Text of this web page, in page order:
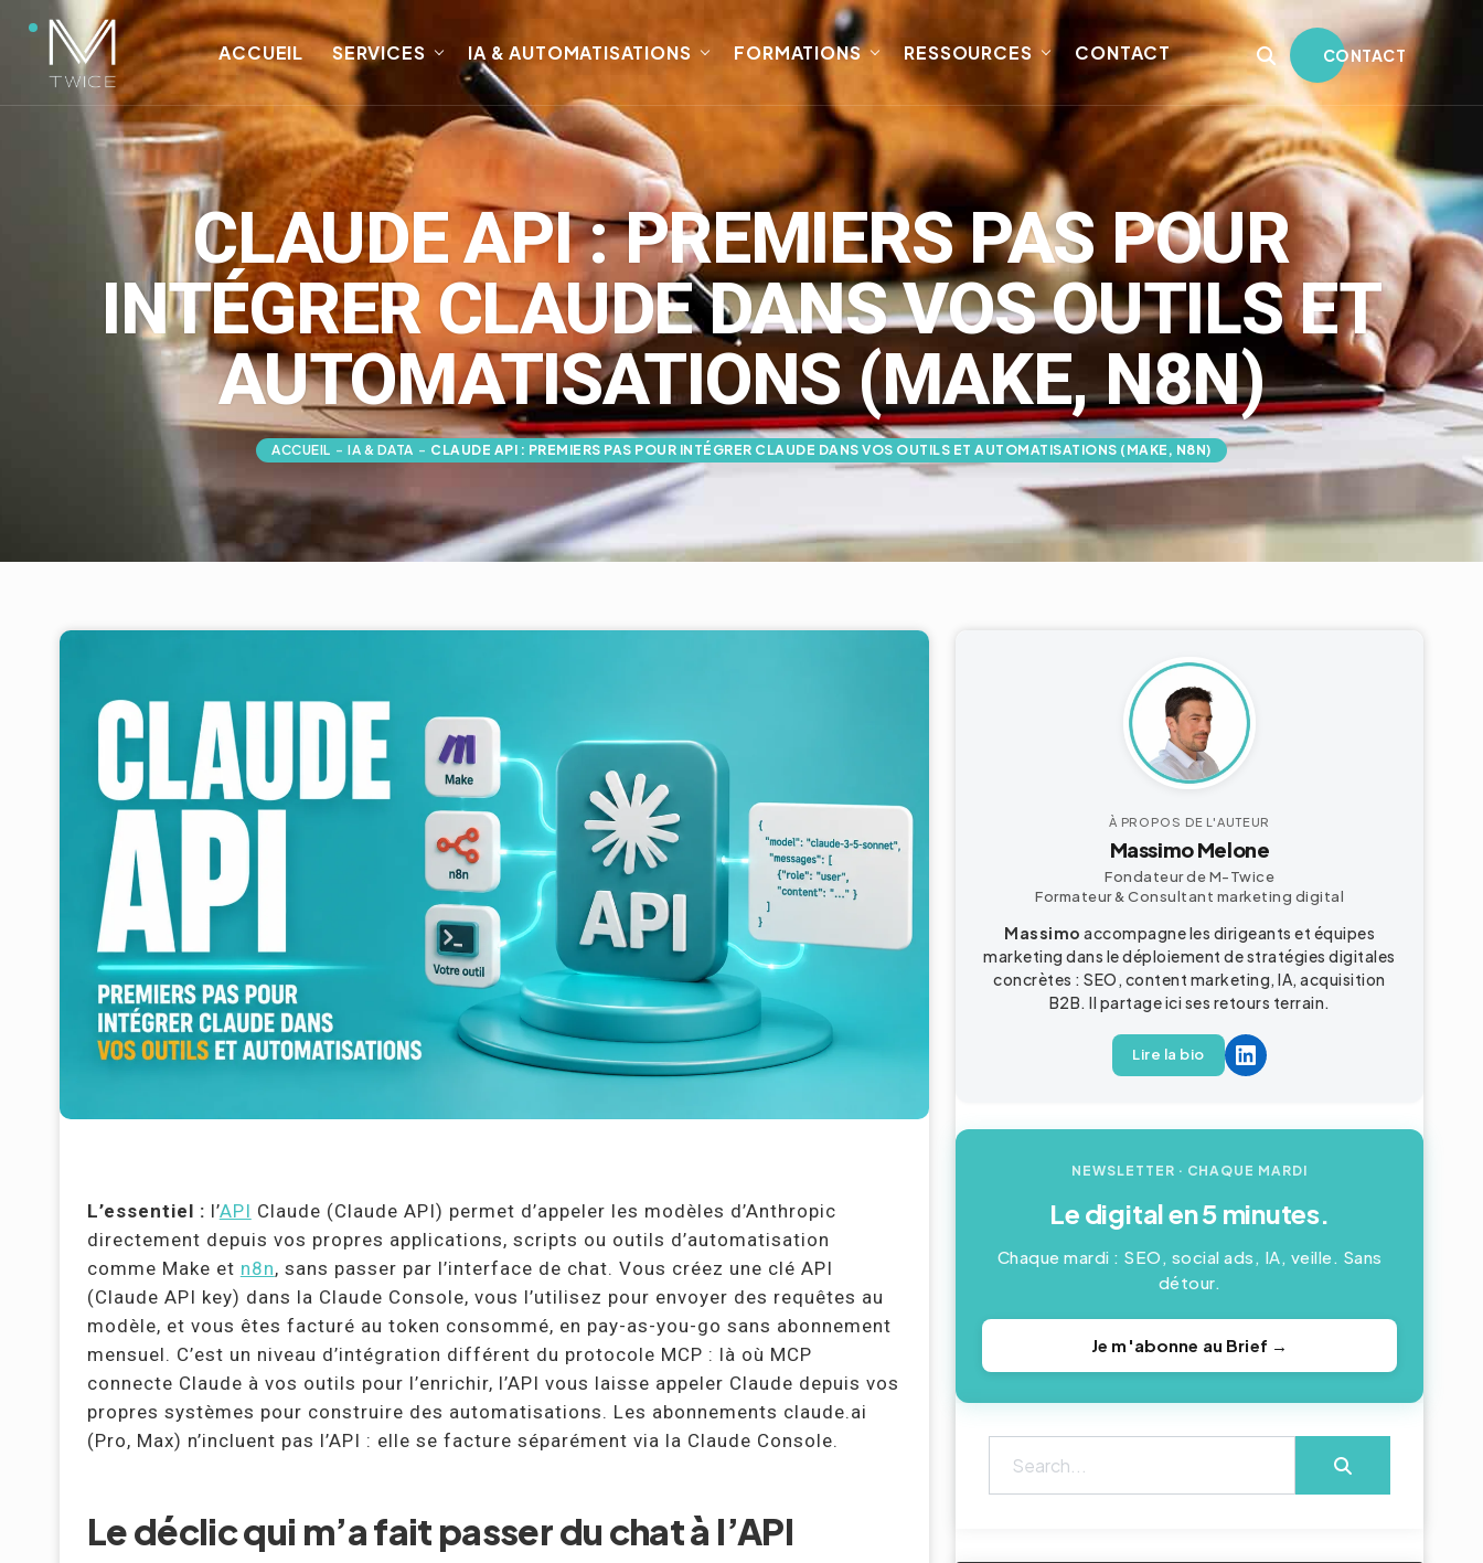
ACCUEIL SERVICES IA & AUTOMATISATIONS FORMATIONS RESSOURCES CONTACT CONTACT
CLAUDE API : PREMIERS PAS POUR
INTÉGRER CLAUDE DANS VOS OUTILS ET
AUTOMATISATIONS (MAKE, N8N)
ACCUEIL - IA & DATA - CLAUDE API : PREMIERS PAS POUR INTÉGRER CLAUDE DANS VOS OUTILS ET AUTOMATISATIONS (MAKE, N8N)
L’essentiel : l’API Claude (Claude API) permet d’appeler les modèles d’Anthropic
directement depuis vos propres applications, scripts ou outils d’automatisation
comme Make et n8n, sans passer par l’interface de chat. Vous créez une clé API
(Claude API key) dans la Claude Console, vous l’utilisez pour envoyer des requêtes au
modèle, et vous êtes facturé au token consommé, en pay-as-you-go sans abonnement
mensuel. C’est un niveau d’intégration différent du protocole MCP : là où MCP
connecte Claude à vos outils pour l’enrichir, l’API vous laisse appeler Claude depuis vos
propres systèmes pour construire des automatisations. Les abonnements claude.ai
(Pro, Max) n’incluent pas l’API : elle se facture séparément via la Claude Console.
Le déclic qui m’a fait passer du chat à l’API
À PROPOS DE L'AUTEUR
Massimo Melone
Fondateur de M-Twice
Formateur & Consultant marketing digital
Massimo accompagne les dirigeants et équipes
marketing dans le déploiement de stratégies digitales
concrètes : SEO, content marketing, IA, acquisition
B2B. Il partage ici ses retours terrain.
Lire la bio
NEWSLETTER · CHAQUE MARDI
Le digital en 5 minutes.
Chaque mardi : SEO, social ads, IA, veille. Sans
détour.
Je m'abonne au Brief →